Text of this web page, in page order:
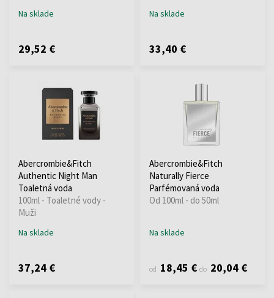
Na sklade
29,52 €
Na sklade
33,40 €
Abercrombie&Fitch
Authentic Night Man
Toaletná voda
100ml - Toaletné vody -
Muži
Na sklade
37,24 €
Abercrombie&Fitch
Naturally Fierce
Parfémovaná voda
Od 100ml - do 50ml
Na sklade
od 18,45 € do 20,04 €